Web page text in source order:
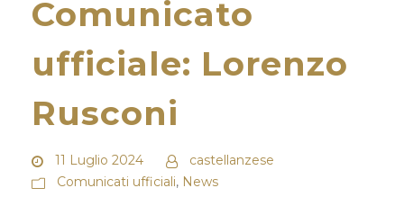
Comunicato
ufficiale: Lorenzo
Rusconi
11 Luglio 2024
castellanzese
Comunicati ufficiali, News